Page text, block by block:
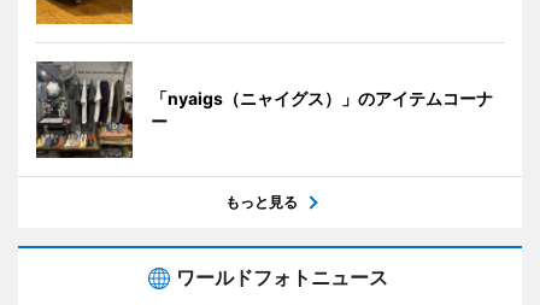
「nyaigs（ニャイグス）」のアイテムコーナ
ー
もっと見る
ワールドフォトニュース